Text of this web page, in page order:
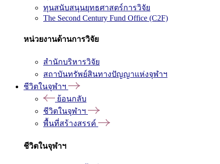
ทุนสนับสนุนยุทธศาสตร์การวิจัย
The Second Century Fund Office (C2F)
หน่วยงานด้านการวิจัย
สำนักบริหารวิจัย
สถาบันทรัพย์สินทางปัญญาแห่งจุฬาฯ
ชีวิตในจุฬาฯ
ย้อนกลับ
ชีวิตในจุฬาฯ
พื้นที่สร้างสรรค์
ชีวิตในจุฬาฯ